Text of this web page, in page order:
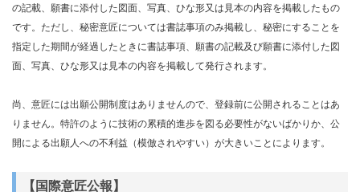
の記載、願書に添付した図面、写真、ひな形又は見本の内容を掲載したもの
です。ただし、秘密意匠については書誌事項のみ掲載し、秘密にすることを
指定した期間が経過したときに書誌事項、願書の記載及び願書に添付した図
面、写真、ひな形又は見本の内容を掲載して発行されます。
尚、意匠には出願公開制度はありませんので、登録前に公開されることはあ
りません。特許のように技術の累積的進歩を図る必要性がないばかりか、公
開による出願人への不利益（模倣されやすい）が大きいことによります。
【国際意匠公報】